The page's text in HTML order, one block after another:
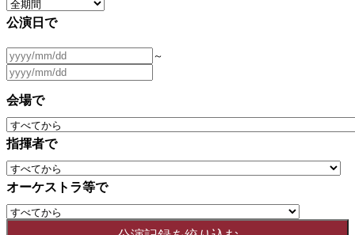
公演日で
～
会場で
指揮者で
オーケストラ等で